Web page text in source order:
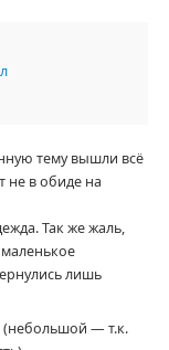
тему вышли всё
не в обиде на
Так же жаль,
лишь
(небольшой — т.к.